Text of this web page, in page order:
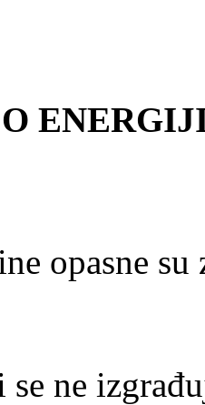
opasne su
ne